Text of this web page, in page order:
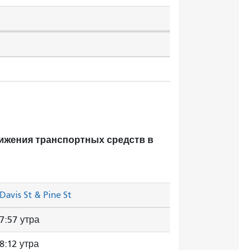
транспортных средств в
Davis St & Pine St
7:57 утра
8:12 утра